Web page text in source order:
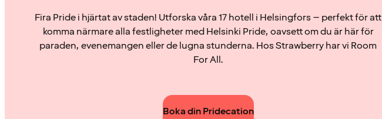
Fira Pride i hjärtat av staden! Utforska våra 17 hotell i Helsingfors – perfekt för att
komma närmare alla festligheter med Helsinki Pride, oavsett om du är här för
paraden, evenemangen eller de lugna stunderna. Hos Strawberry har vi Room
For All.
Boka din Pridecation